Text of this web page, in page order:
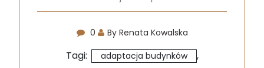
0 By Renata Kowalska
Tagi: adaptacja budynków ,